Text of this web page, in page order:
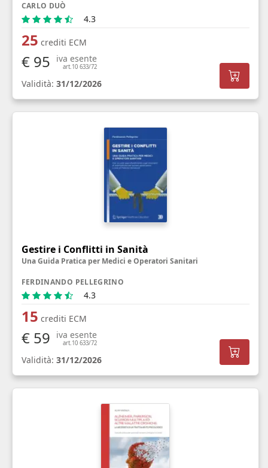
CARLO DUÒ
4.3
25 crediti ECM
€ 95 iva esente
art.10 633/72
Validità: 31/12/2026
Gestire i Conflitti in Sanità
Una Guida Pratica per Medici e Operatori Sanitari
FERDINANDO PELLEGRINO
4.3
15 crediti ECM
€ 59 iva esente
art.10 633/72
Validità: 31/12/2026